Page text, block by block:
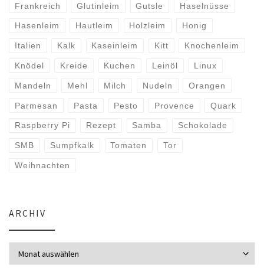
Frankreich Glutinleim Gutsle Haselnüsse
Hasenleim Hautleim Holzleim Honig
Italien Kalk Kaseinleim Kitt Knochenleim
Knödel Kreide Kuchen Leinöl Linux
Mandeln Mehl Milch Nudeln Orangen
Parmesan Pasta Pesto Provence Quark
Raspberry Pi Rezept Samba Schokolade
SMB Sumpfkalk Tomaten Tor
Weihnachten
ARCHIV